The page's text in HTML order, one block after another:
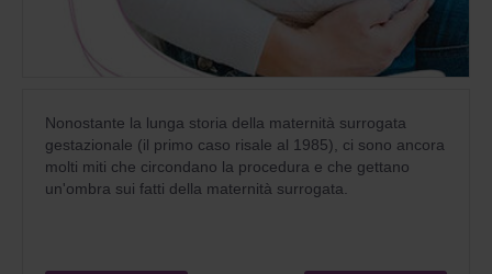
Nonostante la lunga storia della maternità surrogata
gestazionale (il primo caso risale al 1985), ci sono ancora
molti miti che circondano la procedura e che gettano
un'ombra sui fatti della maternità surrogata.